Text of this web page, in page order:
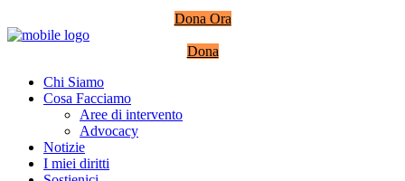
Dona Ora
Dona
Chi Siamo
Cosa Facciamo
Aree di intervento
Advocacy
Notizie
I miei diritti